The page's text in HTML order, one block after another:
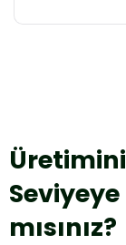
mısınız?